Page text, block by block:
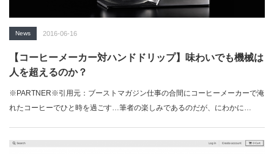
News 2016-06-16
【コーヒーメーカー対ハンドドリップ】味わいでも機械は
人を超えるのか？
※PARTNER※引用元：ブーストマガジン仕事の合間にコーヒーメーカーで淹
れたコーヒーでひと時を過ごす…筆者の楽しみであるのだが、にわかに…